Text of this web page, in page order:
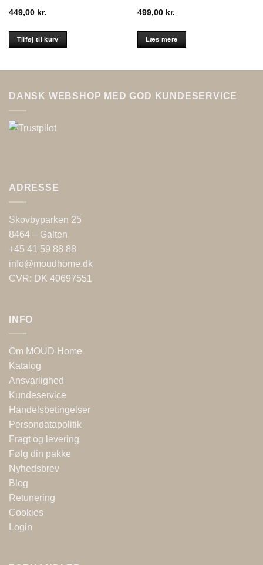
449,00 kr.
Tilføj til kurv
499,00 kr.
Læs mere
DANSK WEBSHOP MED GOD KUNDESERVICE
ADRESSE
Skovbyparken 25
8464 – Galten
+45 41 59 88 88
info@moudhome.dk
CVR: DK 40697551
INFO
Om MOUD Home
Katalog
Ansvarlighed
Kundeservice
Handelsbetingelser
Persondatapolitik
Fragt og levering
Følg din pakke
Nyhedsbrev
Blog
Retunering
Cookies
Login